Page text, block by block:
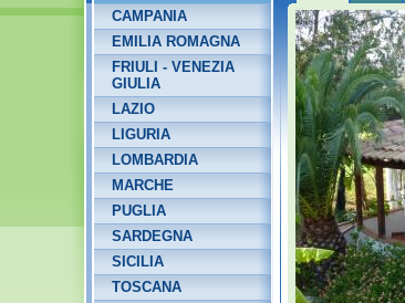
CAMPANIA
EMILIA ROMAGNA
FRIULI - VENEZIA
GIULIA
LAZIO
LIGURIA
LOMBARDIA
MARCHE
PUGLIA
SARDEGNA
SICILIA
TOSCANA